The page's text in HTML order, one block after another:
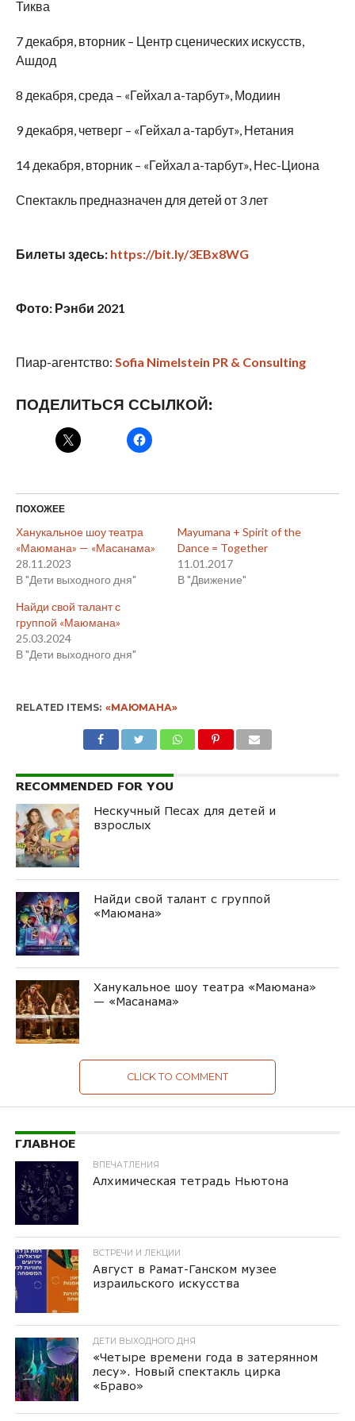
Тиква
7 декабря, вторник – Центр сценических искусств,
Ашдод
8 декабря, среда – «Гейхал а-тарбут», Модиин
9 декабря, четверг – «Гейхал а-тарбут», Нетания
14 декабря, вторник – «Гейхал а-тарбут», Нес-Циона
Спектакль предназначен для детей от 3 лет
Билеты здесь: https://bit.ly/3EBx8WG
Фото: Рэнби 2021
Пиар-агентство: Sofia Nimelstein PR & Consulting
ПОДЕЛИТЬСЯ ССЫЛКОЙ:
ПОХОЖЕЕ
Ханукальное шоу театра
«Маюмана» — «Масанама»
28.11.2023
В "Дети выходного дня"
Mayumana + Spirit of the
Dance = Together
11.01.2017
В "Движение"
Найди свой талант с
группой «Маюмана»
25.03.2024
В "Дети выходного дня"
RELATED ITEMS: «МАЮМАНА»
RECOMMENDED FOR YOU
Нескучный Песах для детей и
взрослых
Найди свой талант с группой
«Маюмана»
Ханукальное шоу театра «Маюмана»
— «Масанама»
CLICK TO COMMENT
ГЛАВНОЕ
ВПЕЧАТЛЕНИЯ
Алхимическая тетрадь Ньютона
ВСТРЕЧИ И ЛЕКЦИИ
Август в Рамат-Ганском музее
израильского искусства
ДЕТИ ВЫХОДНОГО ДНЯ
«Четыре времени года в затерянном
лесу». Новый спектакль цирка
«Браво»